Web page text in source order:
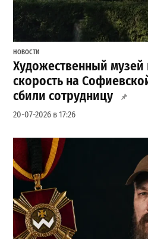
НОВОСТИ
Художественный музей
скорость на
сбили сотрудницу
20-07-2026 в 17:26